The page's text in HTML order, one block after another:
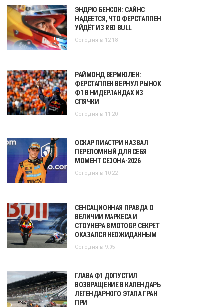
ЭНДРЮ БЕНСОН: САЙНС
НАДЕЕТСЯ, ЧТО ФЕРСТАППЕН
УЙДЁТ ИЗ RED BULL
Сегодня в 12:18
РАЙМОНД ВЕРМЮЛЕН:
ФЕРСТАППЕН ВЕРНУЛ РЫНОК
Ф1 В НИДЕРЛАНДАХ ИЗ
СПЯЧКИ
Сегодня в 11:20
ОСКАР ПИАСТРИ НАЗВАЛ
ПЕРЕЛОМНЫЙ ДЛЯ СЕБЯ
МОМЕНТ СЕЗОНА-2026
Сегодня в 10:22
СЕНСАЦИОННАЯ ПРАВДА О
ВЕЛИЧИИ МАРКЕСА И
СТОУНЕРА В MOTOGP. СЕКРЕТ
ОКАЗАЛСЯ НЕОЖИДАННЫМ
Сегодня в 9:05
ГЛАВА Ф1 ДОПУСТИЛ
ВОЗВРАЩЕНИЕ В КАЛЕНДАРЬ
ЛЕГЕНДАРНОГО ЭТАПА ГРАН
ПРИ